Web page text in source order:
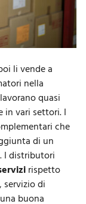
li vende a
nella
quasi
in vari settori. I
che
di un
I distributori
rispetto
, servizio di
buona